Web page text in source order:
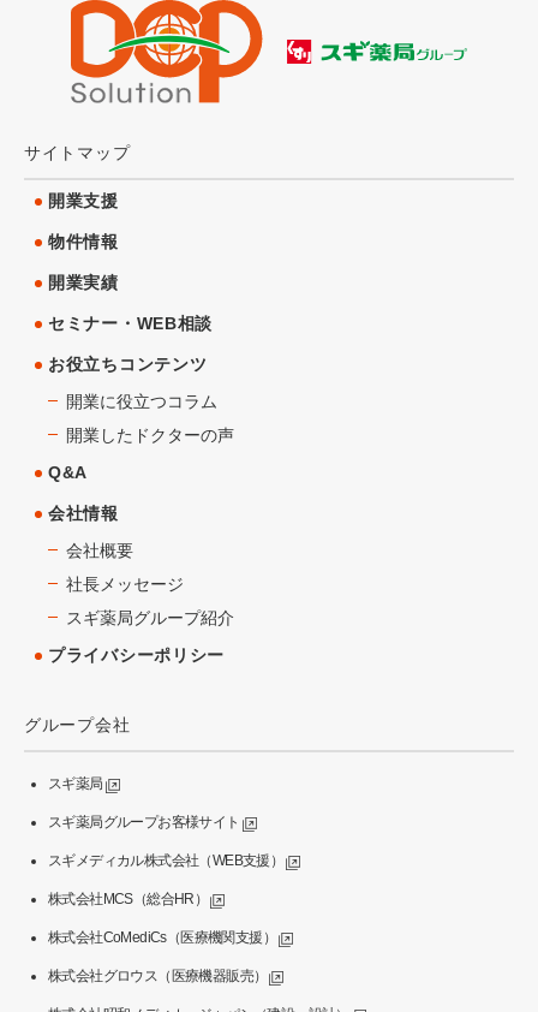
サイトマップ
開業支援
物件情報
開業実績
セミナー・WEB相談
お役立ちコンテンツ
開業に役立つコラム
開業したドクターの声
Q&A
会社情報
会社概要
社長メッセージ
スギ薬局グループ紹介
プライバシーポリシー
グループ会社
スギ薬局
スギ薬局グループお客様サイト
スギメディカル株式会社（WEB支援）
株式会社MCS（総合HR）
株式会社CoMediCs（医療機関支援）
株式会社グロウス（医療機器販売）